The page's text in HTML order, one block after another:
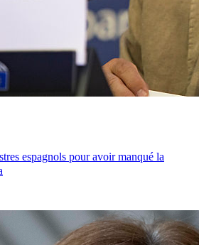
espagnols pour avoir manqué la